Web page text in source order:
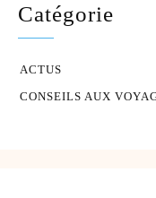
Catégorie
ACTUS
CONSEILS AUX